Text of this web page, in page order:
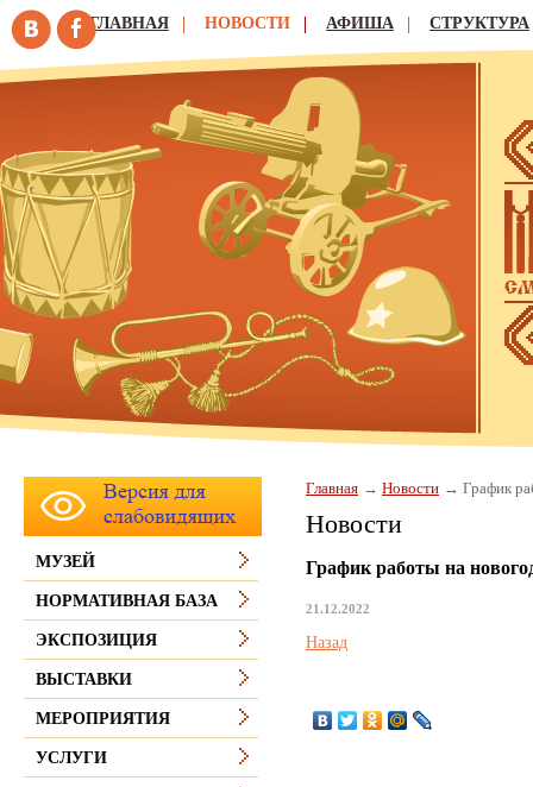
ГЛАВНАЯ НОВОСТИ АФИША СТРУКТУРА
Главная Новости График
Новости
График работы на
21.12.2022
Назад
МУЗЕЙ
НОРМАТИВНАЯ БАЗА
ЭКСПОЗИЦИЯ
ВЫСТАВКИ
МЕРОПРИЯТИЯ
УСЛУГИ